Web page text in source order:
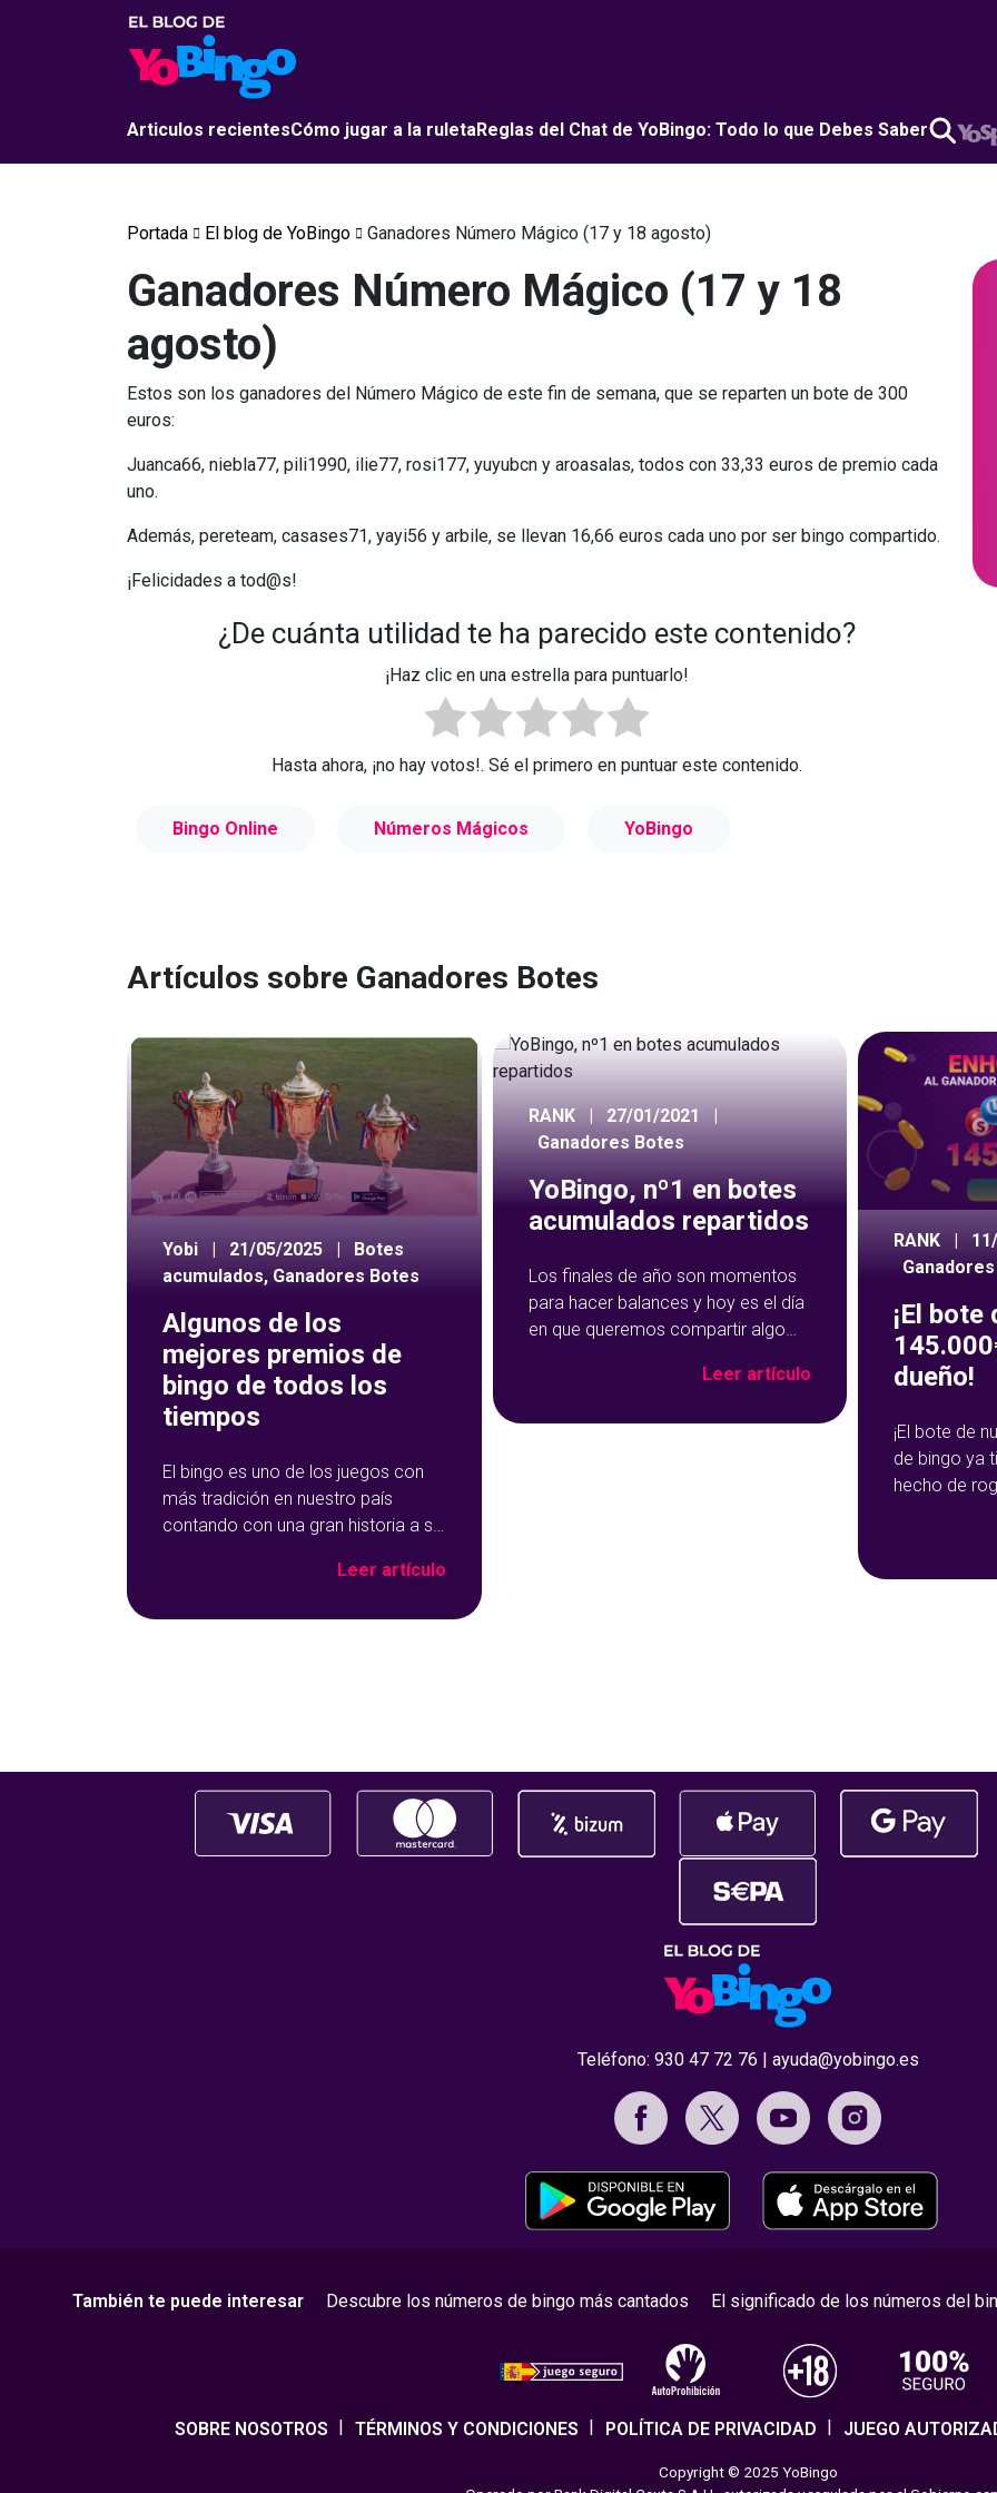
Articulos recientesCómo jugar a la ruletaReglas del Chat de YoBingo: Todo lo que Debes Saber
Portada El blog de YoBingo Ganadores Número Mágico (17 y 18 agosto)
Ganadores Número Mágico (17 y 18
agosto)
Estos son los ganadores del Número Mágico de este fin de semana, que se reparten un bote de 300
euros:
Juanca66, niebla77, pili1990, ilie77, rosi177, yuyubcn y aroasalas, todos con 33,33 euros de premio cada
uno.
Además, pereteam, casases71, yayi56 y arbile, se llevan 16,66 euros cada uno por ser bingo compartido.
¡Felicidades a tod@s!
¿De cuánta utilidad te ha parecido este contenido?
¡Haz clic en una estrella para puntuarlo!
Hasta ahora, ¡no hay votos!. Sé el primero en puntuar este contenido.
Bingo Online Números Mágicos YoBingo
Artículos sobre Ganadores Botes
Yobi | 21/05/2025 |
Botes
acumulados, Ganadores Botes
Algunos de los
mejores premios de
bingo de todos los
tiempos
El bingo es uno de los juegos con
más tradición en nuestro país
contando con una gran historia a su
las opciones que más éxito tiene en
Leer artículo
RANK 27/01/2021
Ganadores Botes
YoBingo, nº1 en botes
acumulados repartidos
Los finales de año son momentos
para hacer balances y hoy es el día
en que queremos compartir algo
principales protagonistas. ¡Vosotros
Leer artículo
RANK |
¡El bote
dueño!
¡El bote de
de bingo ya
hecho de
más de
Teléfono: 930 47 72 76 | ayuda@yobingo.es
También te puede interesar Descubre los números de bingo más cantados El significado de los números del
SOBRE NOSOTROS TÉRMINOS Y CONDICIONES POLÍTICA DE PRIVACIDAD JUEGO
Copyright © 2025 YoBingo